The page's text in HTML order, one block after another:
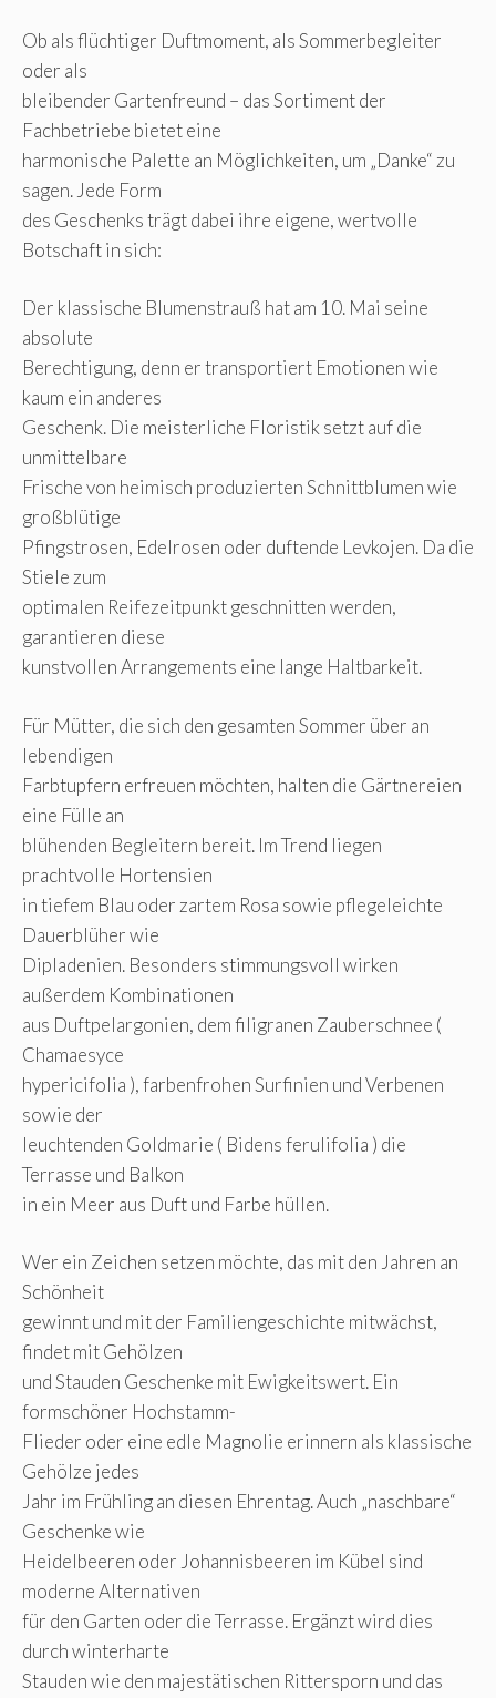
Ob als flüchtiger Duftmoment, als Sommerbegleiter
oder als
bleibender Gartenfreund – das Sortiment der
Fachbetriebe bietet eine
harmonische Palette an Möglichkeiten, um „Danke“ zu
sagen. Jede Form
des Geschenks trägt dabei ihre eigene, wertvolle
Botschaft in sich:
Der klassische Blumenstrauß hat am 10. Mai seine
absolute
Berechtigung, denn er transportiert Emotionen wie
kaum ein anderes
Geschenk. Die meisterliche Floristik setzt auf die
unmittelbare
Frische von heimisch produzierten Schnittblumen wie
großblütige
Pfingstrosen, Edelrosen oder duftende Levkojen. Da die
Stiele zum
optimalen Reifezeitpunkt geschnitten werden,
garantieren diese
kunstvollen Arrangements eine lange Haltbarkeit.
Für Mütter, die sich den gesamten Sommer über an
lebendigen
Farbtupfern erfreuen möchten, halten die Gärtnereien
eine Fülle an
blühenden Begleitern bereit. Im Trend liegen
prachtvolle Hortensien
in tiefem Blau oder zartem Rosa sowie pflegeleichte
Dauerblüher wie
Dipladenien. Besonders stimmungsvoll wirken
außerdem Kombinationen
aus Duftpelargonien, dem filigranen Zauberschnee (
Chamaesyce
hypericifolia ), farbenfrohen Surfinien und Verbenen
sowie der
leuchtenden Goldmarie ( Bidens ferulifolia ) die
Terrasse und Balkon
in ein Meer aus Duft und Farbe hüllen.
Wer ein Zeichen setzen möchte, das mit den Jahren an
Schönheit
gewinnt und mit der Familiengeschichte mitwächst,
findet mit Gehölzen
und Stauden Geschenke mit Ewigkeitswert. Ein
formschöner Hochstamm-
Flieder oder eine edle Magnolie erinnern als klassische
Gehölze jedes
Jahr im Frühling an diesen Ehrentag. Auch „naschbare“
Geschenke wie
Heidelbeeren oder Johannisbeeren im Kübel sind
moderne Alternativen
für den Garten oder die Terrasse. Ergänzt wird dies
durch winterharte
Stauden wie den majestätischen Rittersporn und das